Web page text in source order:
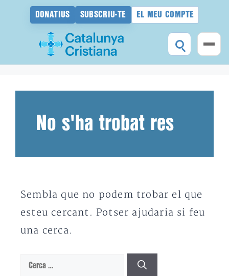
DONATIUS SUBSCRIU-TE EL MEU COMPTE
No s'ha trobat res
Sembla que no podem trobar el que
esteu cercant. Potser ajudaria si feu
una cerca.
Cerca: